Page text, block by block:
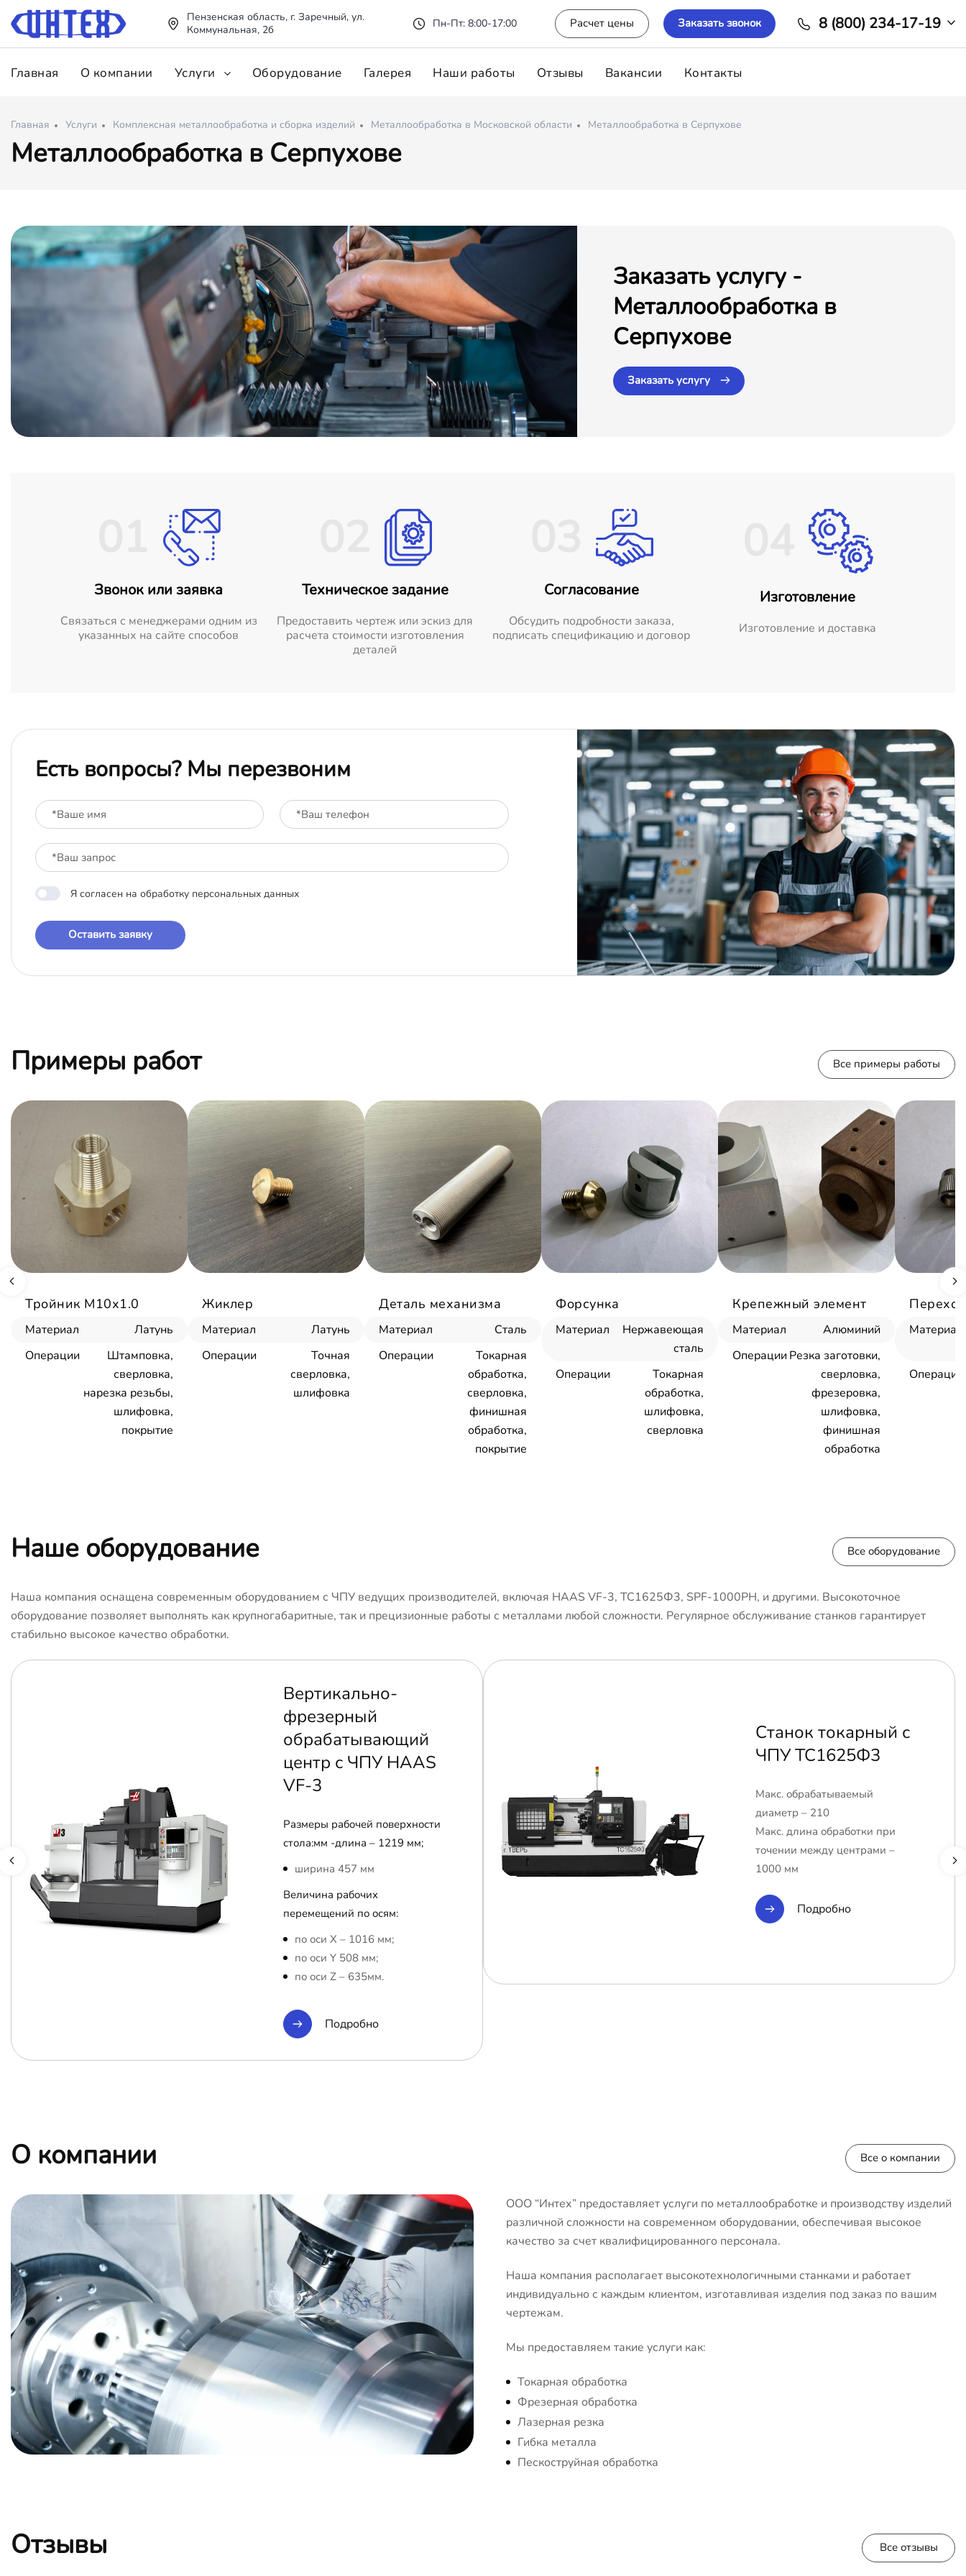
Пензенская область, г. Заречный, ул.
Коммунальная, 2б
Пн-Пт: 8:00-17:00 Расчет цены Заказать звонок 8 (800) 234-17-19
Главная О компании Услуги Оборудование Галерея Наши работы Отзывы Вакансии Контакты
Главная Услуги Комплексная металлообработка и сборка изделий Металлообработка в Московской области Металлообработка в Серпухове
Металлообработка в Серпухове
Заказать услугу -
Металлообработка в
Серпухове
Заказать услугу
Звонок или заявка
Cвязаться с менеджерами одним из
указанных на сайте способов
Техническое задание
Предоставить чертеж или эскиз для
расчета стоимости изготовления
деталей
Согласование
Обсудить подробности заказа,
подписать спецификацию и договор
Изготовление
Изготовление и доставка
Есть вопросы? Мы перезвоним
Я согласен на обработку персональных данных
Оставить заявку
Примеры работ Все примеры работы
Тройник М10х1.0
Материал
Латунь
Операции
Штамповка,
сверловка,
нарезка резьбы,
шлифовка,
покрытие
Жиклер
Материал
Латунь
Операции
Точная
сверловка,
шлифовка
Деталь механизма
Материал
Сталь
Операции
Токарная
обработка,
сверловка,
финишная
обработка,
покрытие
Форсунка
Материал
Нержавеющая
сталь
Операции
Токарная
обработка,
шлифовка,
сверловка
Крепежный элемент
Материал
Алюминий
Операции Резка заготовки,
сверловка,
фрезеровка,
шлифовка,
финишная
обработка
Материал
Операции
Наше оборудование Все оборудование
Наша компания оснащена современным оборудованием с ЧПУ ведущих производителей, включая HAAS VF-3, ТС1625Ф3, SPF-1000PH, и другими. Высокоточное
оборудование позволяет выполнять как крупногабаритные, так и прецизионные работы с металлами любой сложности. Регулярное обслуживание станков гарантирует
стабильно высокое качество обработки.
Вертикально-
фрезерный
обрабатывающий
центр с ЧПУ HAAS
VF-3
Размеры рабочей поверхности
стола:мм -длина – 1219 мм;
ширина 457 мм
Величина рабочих
перемещений по осям:
по оси Х – 1016 мм;
по оси Y 508 мм;
по оси Z – 635мм.
Подробно
Станок токарный с
ЧПУ ТС1625Ф3
Макс. обрабатываемый
диаметр – 210
Макс. длина обработки при
точении между центрами –
1000 мм
Подробно
О компании Все о компании
ООО “Интех” предоставляет услуги по металлообработке и производству изделий
различной сложности на современном оборудовании, обеспечивая высокое
качество за счет квалифицированного персонала.
Наша компания располагает высокотехнологичными станками и работает
индивидуально с каждым клиентом, изготавливая изделия под заказ по вашим
чертежам.
Мы предоставляем такие услуги как:
Токарная обработка
Фрезерная обработка
Лазерная резка
Гибка металла
Пескоструйная обработка
Отзывы Все отзывы